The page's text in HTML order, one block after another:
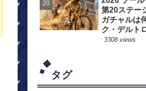
第20ステー
ガチャルは
ク・デルト
たのか?
3308 views
タグ